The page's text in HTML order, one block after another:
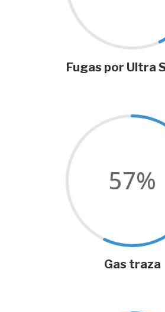
Fugas por Ultra
57%
Gas traza